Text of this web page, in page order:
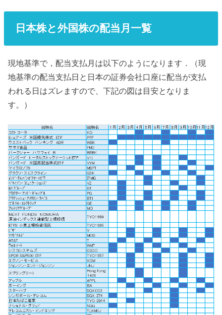
日本株と外国株の配当月一覧
現地基準で，配当支払月は以下のようになります．（現
地基準の配当支払日と日本の証券会社口座に配当が支払
われる日はズレますので、下記の図は目安となりま
す。）